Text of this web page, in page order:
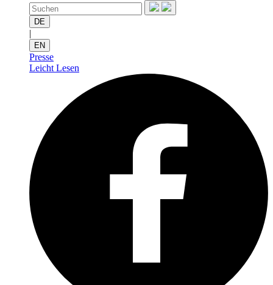
DE
|
EN
Presse
Leicht Lesen